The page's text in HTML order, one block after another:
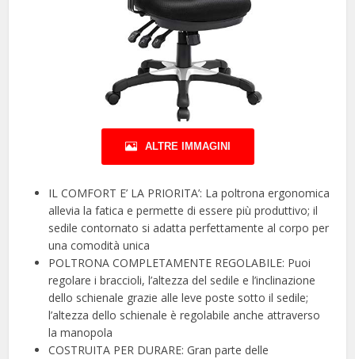
ALTRE IMMAGINI
IL COMFORT E’ LA PRIORITA’: La poltrona ergonomica
allevia la fatica e permette di essere più produttivo; il
sedile contornato si adatta perfettamente al corpo per
una comodità unica
POLTRONA COMPLETAMENTE REGOLABILE: Puoi
regolare i braccioli, l’altezza del sedile e l’inclinazione
dello schienale grazie alle leve poste sotto il sedile;
l’altezza dello schienale è regolabile anche attraverso
la manopola
COSTRUITA PER DURARE: Gran parte delle